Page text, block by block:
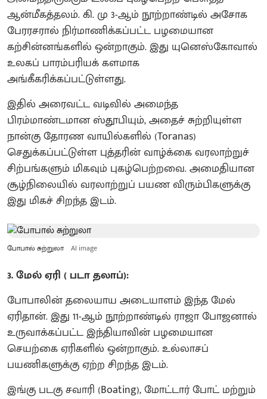
ஆன்மீகத்தலம். கி. மு 3-ஆம் நூற்றாண்டில் அசோக
பேரரசரால் நிர்மாணிக்கப்பட்ட பழமையான
கற்சின்னங்களில் ஒன்றாகும். இது யுனெஸ்கோவால்
உலகப் பாரம்பரியக் களமாக
அங்கீகரிக்கப்பட்டுள்ளது.
இதில் அரைவட்ட வடிவில் அமைந்த
பிரம்மாண்டமான ஸ்தூபியும், அதைச் சுற்றியுள்ள
நான்கு தோரண வாயில்களில் (Toranas)
செதுக்கப்பட்டுள்ள புத்தரின் வாழ்க்கை வரலாற்றுச்
சிற்பங்களும் மிகவும் புகழ்பெற்றவை. அமைதியான
சூழ்நிலையில் வரலாற்றுப் பயண விரும்பிகளுக்கு
இது மிகச் சிறந்த இடம்.
போபால் சுற்றுலா AI image
3. மேல் ஏரி ( படா தலாப்):
போபாலின் தலையாய அடையாளம் இந்த மேல்
ஏரிதான். இது 11-ஆம் நூற்றாண்டில் ராஜா போஜனால்
உருவாக்கப்பட்ட இந்தியாவின் பழமையான
செயற்கை ஏரிகளில் ஒன்றாகும். உல்லாசப்
பயணிகளுக்கு ஏற்ற சிறந்த இடம்.
இங்கு படகு சவாரி (Boating), மோட்டார் போட் மற்றும்